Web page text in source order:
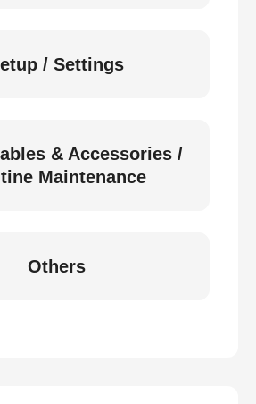
/ Settings
& Accessories /
Maintenance
Others